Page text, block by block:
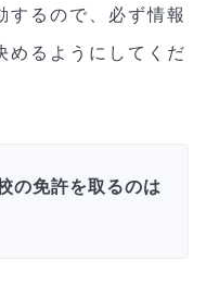
るので、必ず情報
めるようにしてくだ
の免許を取るのは